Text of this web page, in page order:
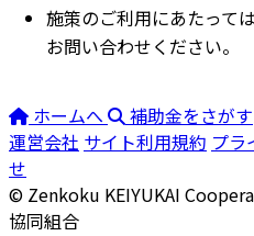
施策のご利用にあたって
お問い合わせください。
ホームへ
補助金をさがす
運営会社 サイト利用規約 プラ
せ
© Zenkoku KEIYUKAI
協同組合